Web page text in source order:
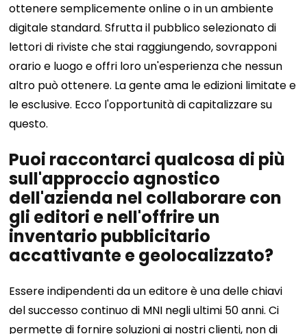
ottenere semplicemente online o in un ambiente
digitale standard. Sfrutta il pubblico selezionato di
lettori di riviste che stai raggiungendo, sovrapponi
orario e luogo e offri loro un'esperienza che nessun
altro può ottenere. La gente ama le edizioni limitate e
le esclusive. Ecco l'opportunità di capitalizzare su
questo.
Puoi raccontarci qualcosa di più
sull'approccio agnostico
dell'azienda nel collaborare con
gli editori e nell'offrire un
inventario pubblicitario
accattivante e geolocalizzato?
Essere indipendenti da un editore è una delle chiavi
del successo continuo di MNI negli ultimi 50 anni. Ci
permette di fornire soluzioni ai nostri clienti, non di